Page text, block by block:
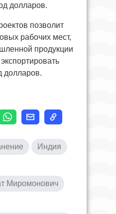
долларов.
позволит
рабочих мест,
продукции
долларов.
Индия
Миромонович